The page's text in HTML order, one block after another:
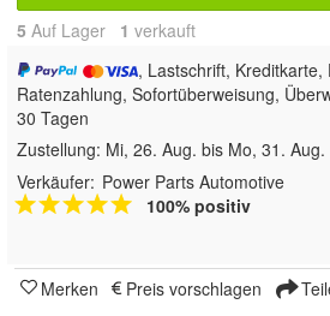
5 Auf Lager 1 verkauft
, Lastschrift, Kreditkarte,
Ratenzahlung, Sofortüberweisung,
30 Tagen
Zustellung: Mi, 26. Aug. bis Mo, 31. Aug.
Verkäufer: Power Parts Automotive
100% positiv
Merken Preis vorschlagen